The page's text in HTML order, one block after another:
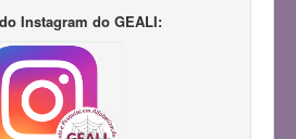
Instagram do GEALI: